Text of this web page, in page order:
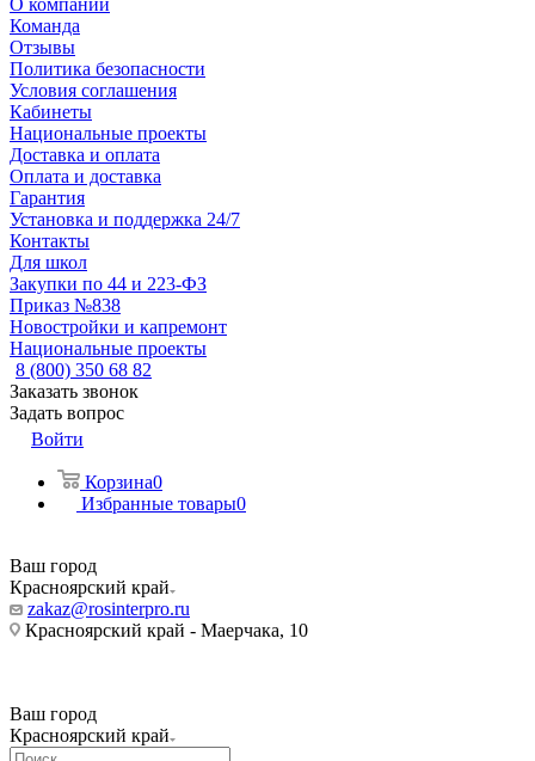
О компании
Команда
Отзывы
Политика безопасности
Условия соглашения
Кабинеты
Национальные проекты
Доставка и оплата
Оплата и доставка
Гарантия
Установка и поддержка 24/7
Контакты
Для школ
Закупки по 44 и 223-ФЗ
Приказ №838
Новостройки и капремонт
Национальные проекты
8 (800) 350 68 82
Заказать звонок
Задать вопрос
Войти
Корзина0
Избранные товары0
Ваш город
Красноярский край
zakaz@rosinterpro.ru
Красноярский край - Маерчака, 10
Ваш город
Красноярский край